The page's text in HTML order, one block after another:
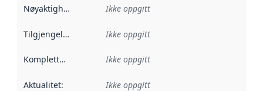
Nøyaktighet Ikke oppgitt
Tilgjengelighet Ikke oppgitt
Kompletthet Ikke oppgitt
Aktualitet: Ikke oppgitt